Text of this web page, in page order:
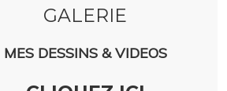
GALERIE
MES DESSINS & VIDEOS